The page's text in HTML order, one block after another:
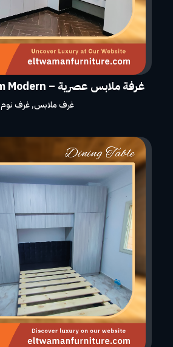
غرفة ملابس عصرية – Dressing Room Modern
غرف ملابس,غرف نوم